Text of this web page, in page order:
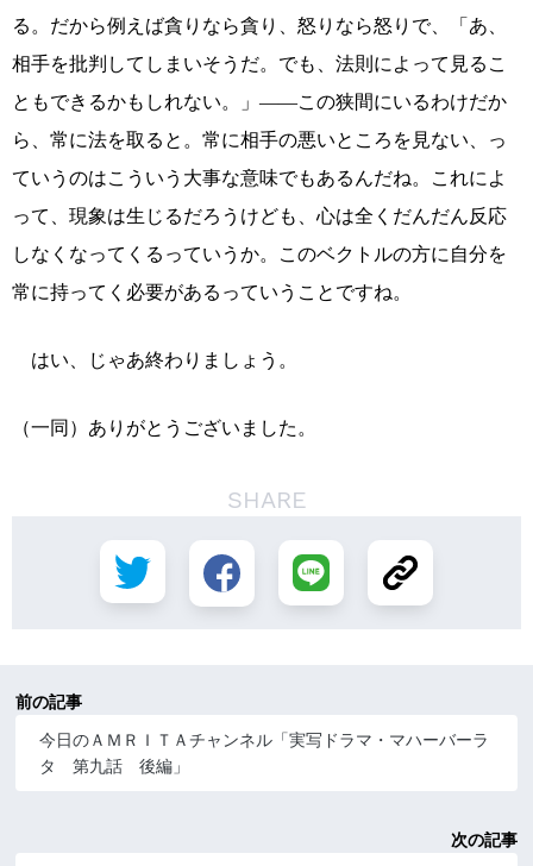
る。だから例えば貪りなら貪り、怒りなら怒りで、「あ、
相手を批判してしまいそうだ。でも、法則によって見るこ
ともできるかもしれない。」――この狭間にいるわけだか
ら、常に法を取ると。常に相手の悪いところを見ない、っ
ていうのはこういう大事な意味でもあるんだね。これによ
って、現象は生じるだろうけども、心は全くだんだん反応
しなくなってくるっていうか。このベクトルの方に自分を
常に持ってく必要があるっていうことですね。
はい、じゃあ終わりましょう。
（一同）ありがとうございました。
SHARE
前の記事
今日のＡＭＲＩＴＡチャンネル「実写ドラマ・マハーバーラ
タ 第九話 後編」
次の記事